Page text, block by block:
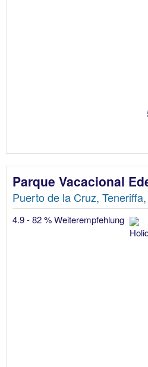
Parque Vacacional
Puerto de la Cruz,
4.9 - 82 % Weiterempfehlung